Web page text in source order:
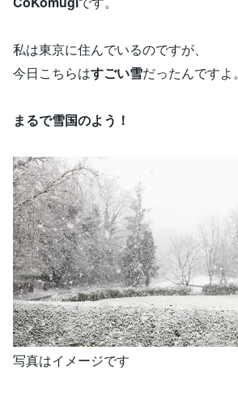
私は東京に住んでいるのですが、
今日こちらはすごい雪だったんですよ。
まるで雪国のよう！
写真はイメージです